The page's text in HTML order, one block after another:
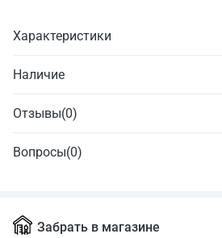
Характеристики
Наличие
Отзывы(0)
Вопросы(0)
Забрать в магазине